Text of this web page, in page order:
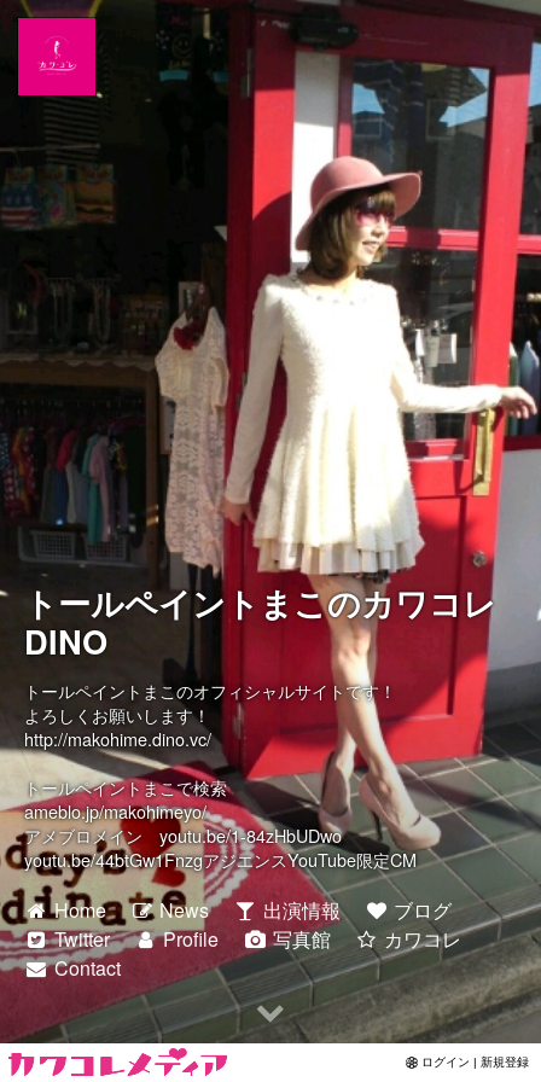
Home
News
出演情報
ブログ
Twitter
Profile
写真館
カワコレ
Contact
トールペイントまこのカワコレ
DINO
トールペイントまこのオフィシャルサイトです！
よろしくお願いします！
http://makohime.dino.vc/
トールペイントまこで検索
ameblo.jp/makohimeyo/
アメブロメイン youtu.be/1-84zHbUDwo
youtu.be/44btGw1FnzgアジエンスYouTube限定CM
Home News 出演情報
ブログ
Twitter
Profile 写真館
カワコレ
Contact
ログイン | 新規登録